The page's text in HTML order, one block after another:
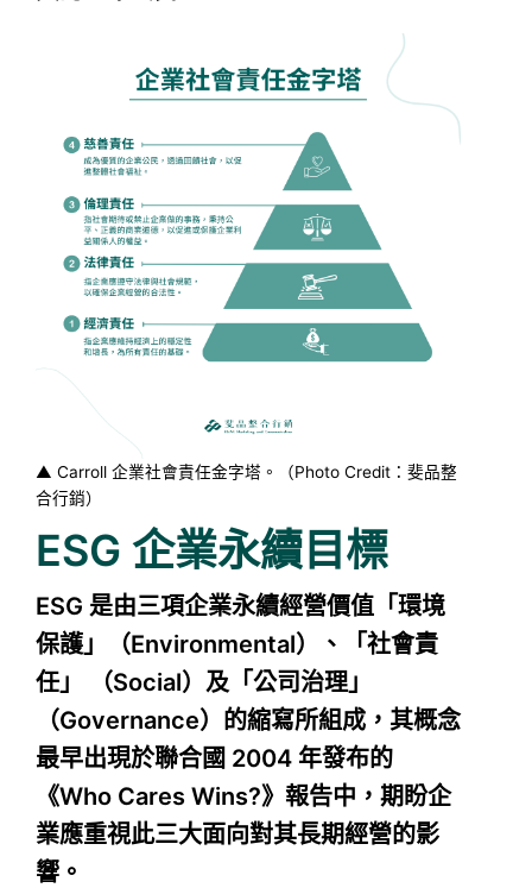
▲ Carroll 企業社會責任金字塔。（Photo Credit：斐品整
合行銷）
ESG 企業永續目標
ESG 是由三項企業永續經營價值「環境
保護」（Environmental）、「社會責
任」 （Social）及「公司治理」
（Governance）的縮寫所組成，其概念
最早出現於聯合國 2004 年發布的
《Who Cares Wins?》報告中，期盼企
業應重視此三大面向對其長期經營的影
響。